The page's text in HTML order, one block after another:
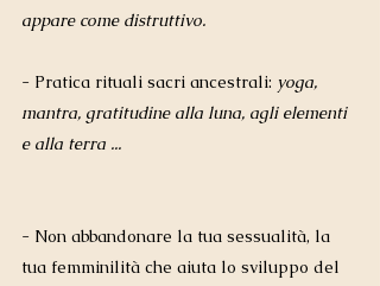
appare come distruttivo.
- Pratica rituali sacri ancestrali: yoga,
mantra, gratitudine alla luna, agli elementi
e alla terra ...
- Non abbandonare la tua sessualità, la
tua femminilità che aiuta lo sviluppo del